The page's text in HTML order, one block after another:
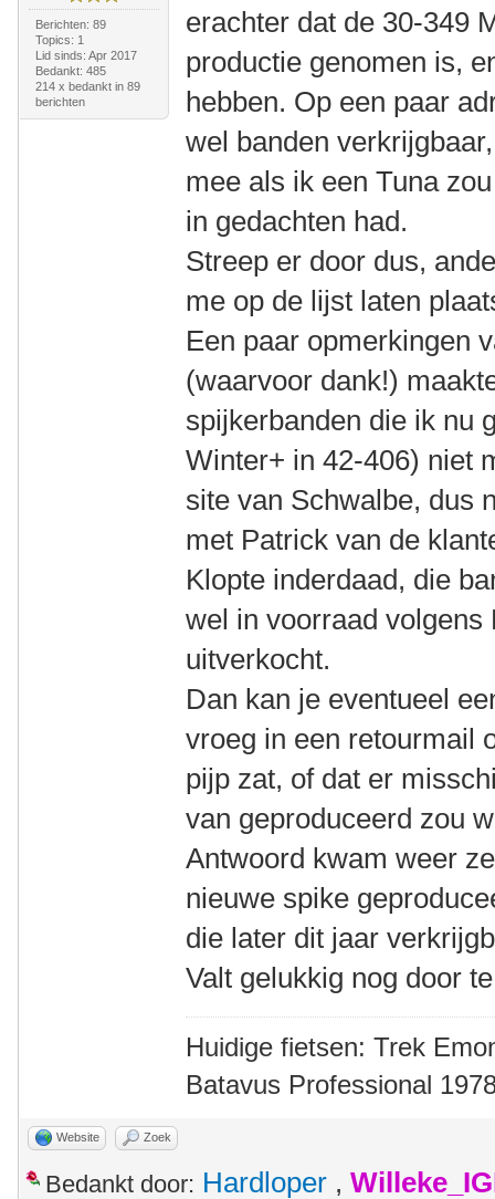
Berichten: 89
Topics: 1
Lid sinds: Apr 2017
Bedankt: 485
214 x bedankt in 89
berichten
erachter dat de 30-349
productie genomen is,
hebben. Op een paar
wel banden
mee als ik een Tuna
in gedachten had.
Streep er door dus,
me op de lijst laten
Een paar opmerkingen
(waarvoor dank!)
spijkerbanden die ik nu
Winter+ in 42-406) niet
site van Schwalbe, dus
met Patrick van de
Klopte inderdaad, die
wel in voorraad
uitverkocht.
Dan kan je eventueel
vroeg in een retourmail
pijp zat, of dat er
van geproduceerd zou
Antwoord kwam weer
nieuwe spike
die later dit jaar
Valt gelukkig nog door
Huidige fietsen: Trek
Batavus Professional
Website Zoek
Bedankt door: Hardloper ,